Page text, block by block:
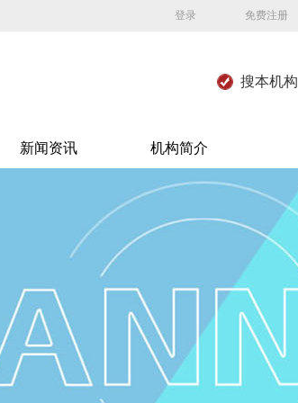
登录 免费注册
搜本机构
新闻资讯 机构简介